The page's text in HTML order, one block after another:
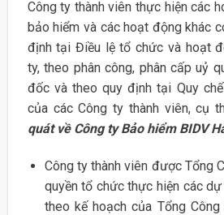
Công ty thành viên thực hiện các
bảo hiểm và các hoạt động khác
định tại Điều lệ tổ chức và hoạt
ty, theo phân công, phân cấp uỷ
đốc và theo quy định tại Quy
của các Công ty thành viên, cụ
quát về Công ty Bảo hiểm BIDV
Công ty thành viên được Tổng
quyền tổ chức thực hiện các
theo kế hoạch của Tổng